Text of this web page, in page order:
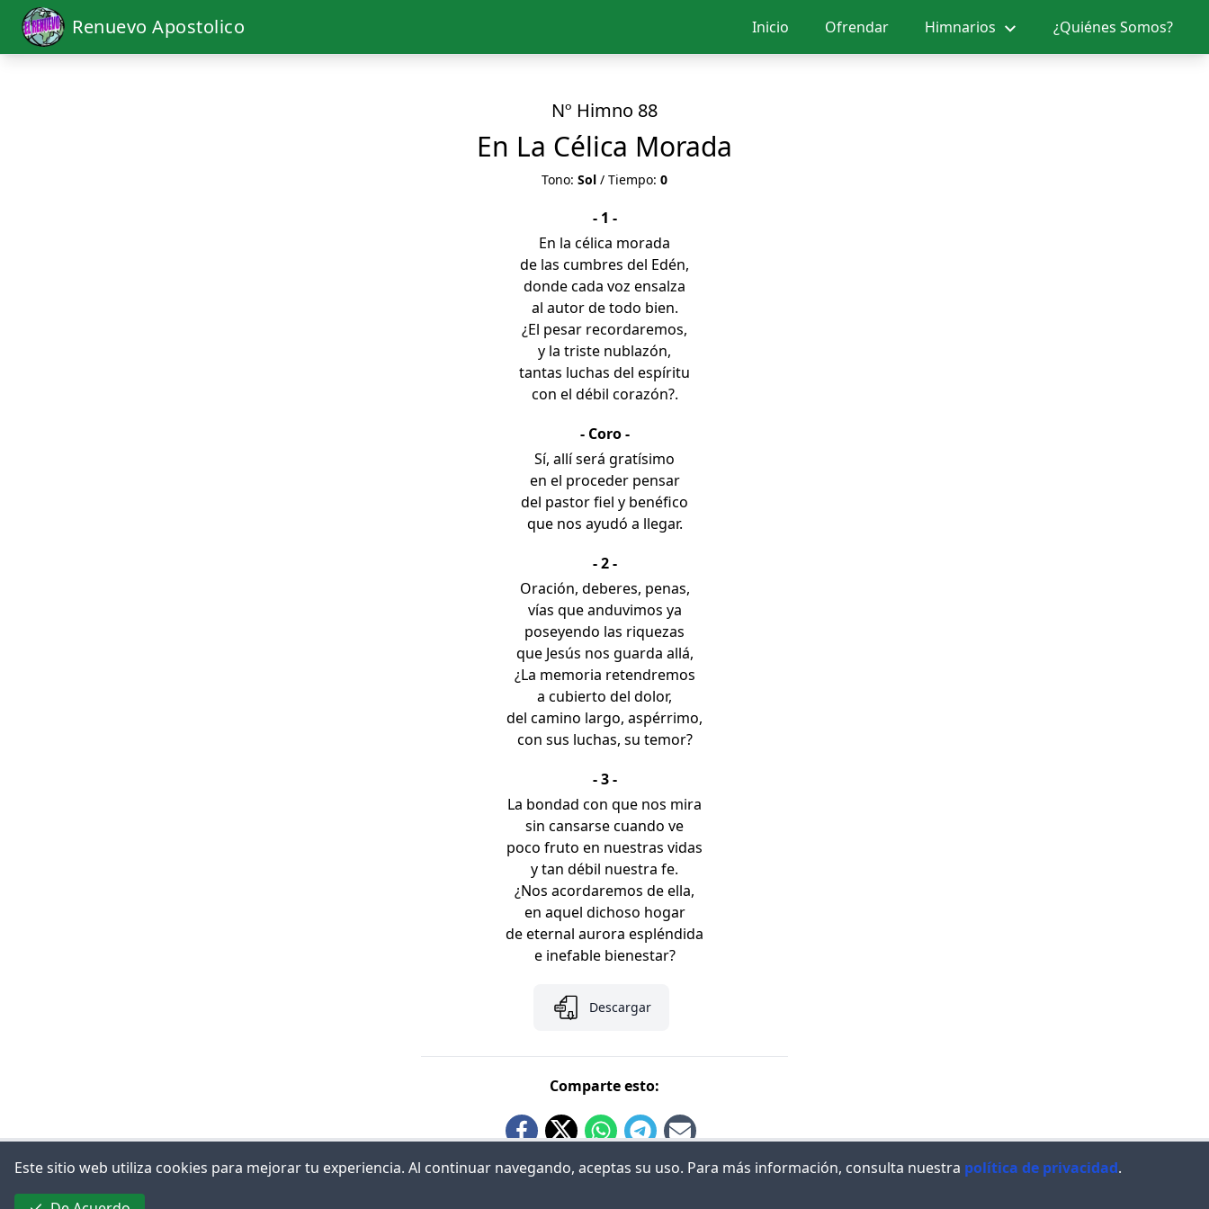
Renuevo Apostolico Inicio Ofrendar Himnarios ¿Quiénes Somos?
Nº Himno 88
En La Célica Morada
Tono: Sol / Tiempo: 0
- 1 -
En la célica morada
de las cumbres del Edén,
donde cada voz ensalza
al autor de todo bien.
¿El pesar recordaremos,
y la triste nublazón,
tantas luchas del espíritu
con el débil corazón?.
- Coro -
Sí, allí será gratísimo
en el proceder pensar
del pastor fiel y benéfico
que nos ayudó a llegar.
- 2 -
Oración, deberes, penas,
vías que anduvimos ya
poseyendo las riquezas
que Jesús nos guarda allá,
¿La memoria retendremos
a cubierto del dolor,
del camino largo, aspérrimo,
con sus luchas, su temor?
- 3 -
La bondad con que nos mira
sin cansarse cuando ve
poco fruto en nuestras vidas
y tan débil nuestra fe.
¿Nos acordaremos de ella,
en aquel dichoso hogar
de eternal aurora espléndida
e inefable bienestar?
Descargar
Comparte esto:
Este sitio web utiliza cookies para mejorar tu experiencia. Al continuar navegando, aceptas su uso. Para más información, consulta nuestra política de privacidad.